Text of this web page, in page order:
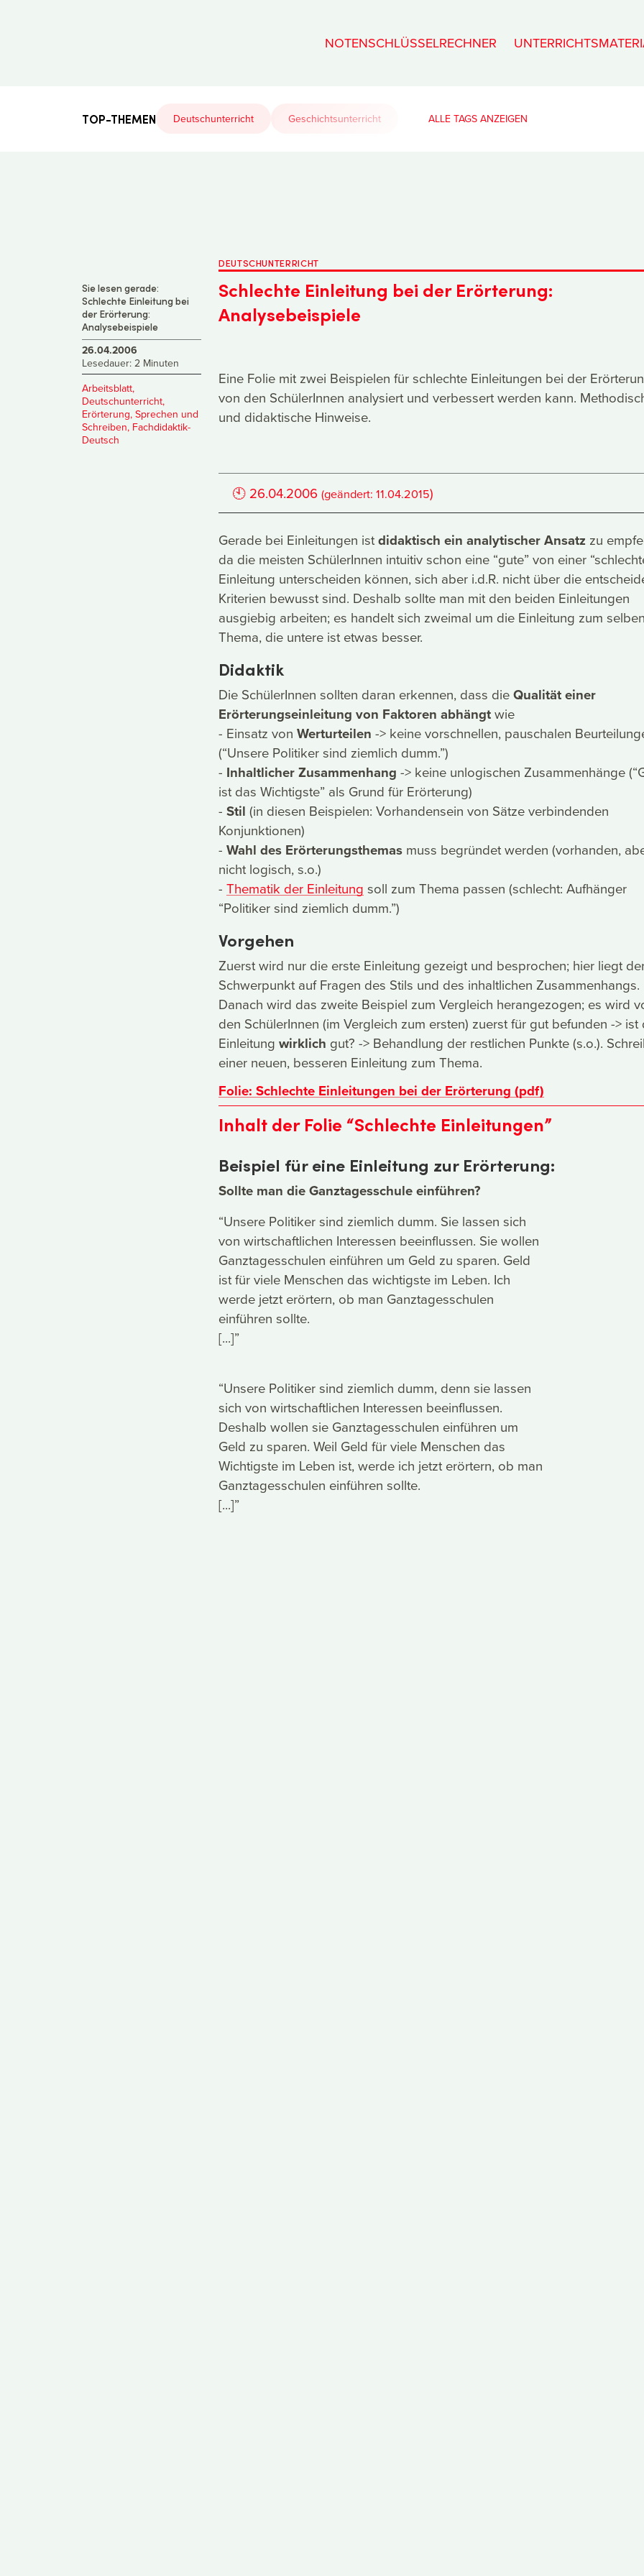
NOTENSCHLÜSSELRECHNER
TOP-THEMEN Deutschunterricht Geschichtsunterricht ALLE TAGS
Sie lesen gerade:
Schlechte Einleitung bei
der Erörterung:
Analysebeispiele
26.04.2006
Lesedauer: 2 Minuten
Arbeitsblatt,
Deutschunterricht,
Erörterung, Sprechen und
Schreiben, Fachdidaktik-
Deutsch
DEUTSCHUNTERRICHT
Schlechte Einleitung bei der Erörterung:
Analysebeispiele
Eine Folie mit zwei Beispielen für schlechte Einleitungen bei der
von den SchülerInnen analysiert und verbessert werden kann.
und didaktische Hinweise.
🕙 26.04.2006 (geändert:11.04.2015)
Gerade bei Einleitungen istdidaktisch ein analytischer Ansatz zu
da die meisten SchülerInnen intuitiv schon eine “gute” von einer
Einleitung unterscheiden können, sich aber i.d.R. nicht über die
Kriterien bewusst sind. Deshalb sollte man mit den beiden Einleitungen
ausgiebig arbeiten; es handelt sich zweimal um die Einleitung zum selben
Thema, die untere ist etwas besser.
Didaktik
Die SchülerInnen sollten daran erkennen, dass dieQualität einer
Erörterungseinleitung von Faktoren abhängtwie
- Einsatz von Werturteilen -> keine vorschnellen, pauschalen
(“Unsere Politiker sind ziemlich dumm.”)
- Inhaltlicher Zusammenhang -> keine unlogischen Zusammenhänge
ist das Wichtigste” als Grund für Erörterung)
- Stil (in diesen Beispielen: Vorhandensein von Sätze verbindenden
Konjunktionen)
- Wahl des Erörterungsthemas muss begründet werden (vorhanden,
nicht logisch, s.o.)
- Thematik der Einleitung soll zum Thema passen (schlecht: Aufhänger
“Politiker sind ziemlich dumm.”)
Vorgehen
Zuerst wird nur die erste Einleitung gezeigt und besprochen; hier liegt
Schwerpunkt auf Fragen des Stils und des inhaltlichen Zusammenhangs.
Danach wird das zweite Beispiel zum Vergleich herangezogen; es wird
den SchülerInnen (im Vergleich zum ersten) zuerst für gut befunden -> ist
Einleitung wirklich gut? -> Behandlung der restlichen Punkte (s.o.).
einer neuen, besseren Einleitung zum Thema.
Folie: Schlechte Einleitungen bei der Erörterung (pdf)
Inhalt der Folie “Schlechte Einleitungen”
Beispiel für eine Einleitung zur Erörterung:
Sollte man die Ganztagesschule einführen?
“Unsere Politiker sind ziemlich dumm. Sie lassen sich
von wirtschaftlichen Interessen beeinflussen. Sie wollen
Ganztagesschulen einführen um Geld zu sparen. Geld
ist für viele Menschen das wichtigste im Leben. Ich
werde jetzt erörtern, ob man Ganztagesschulen
einführen sollte.
[...]”
“Unsere Politiker sind ziemlich dumm, denn sie lassen
sich von wirtschaftlichen Interessen beeinflussen.
Deshalb wollen sie Ganztagesschulen einführen um
Geld zu sparen. Weil Geld für viele Menschen das
Wichtigste im Leben ist, werde ich jetzt erörtern, ob man
Ganztagesschulen einführen sollte.
[...]”